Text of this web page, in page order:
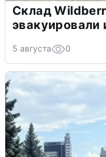
Склад
5 августа 0